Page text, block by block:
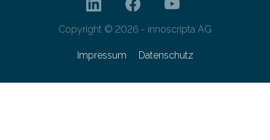
Copyright © 2026 - innoscripta AG
Impressum Datenschutz